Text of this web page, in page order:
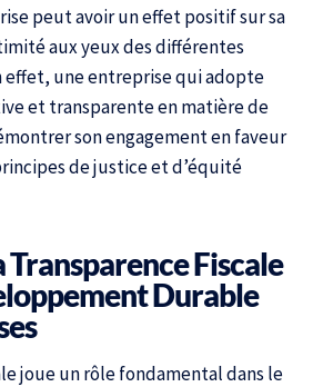
peut avoir un effet positif sur sa
aux yeux des différentes
effet, une entreprise qui adopte
et transparente en matière de
son engagement en faveur
de justice et d’équité
Transparence Fiscale
Durable
joue un rôle fondamental dans le